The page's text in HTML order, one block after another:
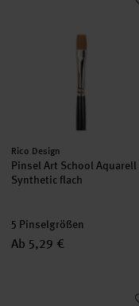
Hersteller:
Rico Design
Pinsel Art School Aquarell
Synthetic flach
5 Pinselgrößen
Ab 5,29 €
Pinsel Art School